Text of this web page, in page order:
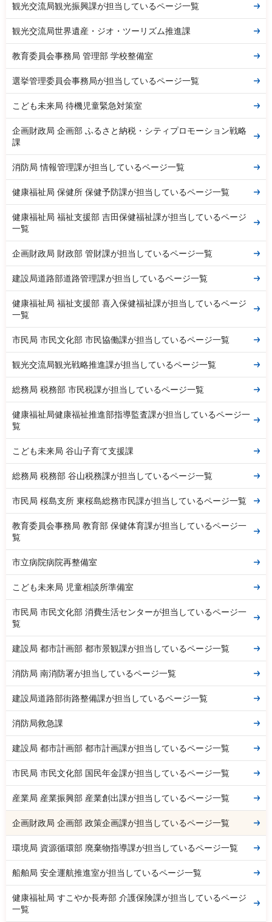
観光交流局観光振興課が担当しているページ一覧
観光交流局世界遺産・ジオ・ツーリズム推進課
教育委員会事務局 管理部 学校整備室
選挙管理委員会事務局が担当しているページ一覧
こども未来局 待機児童緊急対策室
企画財政局 企画部 ふるさと納税・シティプロモーション戦略
課
消防局 情報管理課が担当しているページ一覧
健康福祉局 保健所 保健予防課が担当しているページ一覧
健康福祉局 福祉支援部 吉田保健福祉課が担当しているページ
一覧
企画財政局 財政部 管財課が担当しているページ一覧
建設局道路部道路管理課が担当しているページ一覧
健康福祉局 福祉支援部 喜入保健福祉課が担当しているページ
一覧
市民局 市民文化部 市民協働課が担当しているページ一覧
観光交流局観光戦略推進課が担当しているページ一覧
総務局 税務部 市民税課が担当しているページ一覧
健康福祉局健康福祉推進部指導監査課が担当しているページ一
覧
こども未来局 谷山子育て支援課
総務局 税務部 谷山税務課が担当しているページ一覧
市民局 桜島支所 東桜島総務市民課が担当しているページ一覧
教育委員会事務局 教育部 保健体育課が担当しているページ一
覧
市立病院病院再整備室
こども未来局 児童相談所準備室
市民局 市民文化部 消費生活センターが担当しているページ一
覧
建設局 都市計画部 都市景観課が担当しているページ一覧
消防局 南消防署が担当しているページ一覧
建設局道路部街路整備課が担当しているページ一覧
消防局救急課
建設局 都市計画部 都市計画課が担当しているページ一覧
市民局 市民文化部 国民年金課が担当しているページ一覧
産業局 産業振興部 産業創出課が担当しているページ一覧
企画財政局 企画部 政策企画課が担当しているページ一覧
環境局 資源循環部 廃棄物指導課が担当しているページ一覧
船舶局 安全運航推進室が担当しているページ一覧
健康福祉局 すこやか長寿部 介護保険課が担当しているページ
一覧